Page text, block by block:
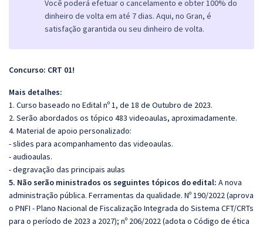
Você poderá efetuar o cancelamento e obter 100% do
dinheiro de volta em até 7 dias. Aqui, no Gran, é
satisfação garantida ou seu dinheiro de volta.
Concurso: CRT 01!
Mais detalhes:
1. Curso baseado no Edital nº 1, de 18 de Outubro de 2023.
2. Serão abordados os tópico 483 videoaulas, aproximadamente.
4. Material de apoio personalizado:
- slides para acompanhamento das videoaulas.
- audioaulas.
- degravação das principais aulas
5. Não serão ministrados os seguintes tópicos do edital: A nova
administração pública. Ferramentas da qualidade. Nº 190/2022 (aprova
o PNFI - Plano Nacional de Fiscalização Integrada do Sistema CFT/CRTs
para o período de 2023 a 2027); nº 206/2022 (adota o Código de ética